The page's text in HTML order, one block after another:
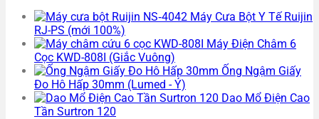
Máy Cưa Bột Y Tế Ruijin
RJ-PS (mới 100%)
Máy Điện Châm 6
Cọc KWD-808I (Giắc Vuông)
Ống Ngậm Giấy
Đo Hô Hấp 30mm (Lumed - Ý)
Dao Mổ Điện Cao
Tần Surtron 120